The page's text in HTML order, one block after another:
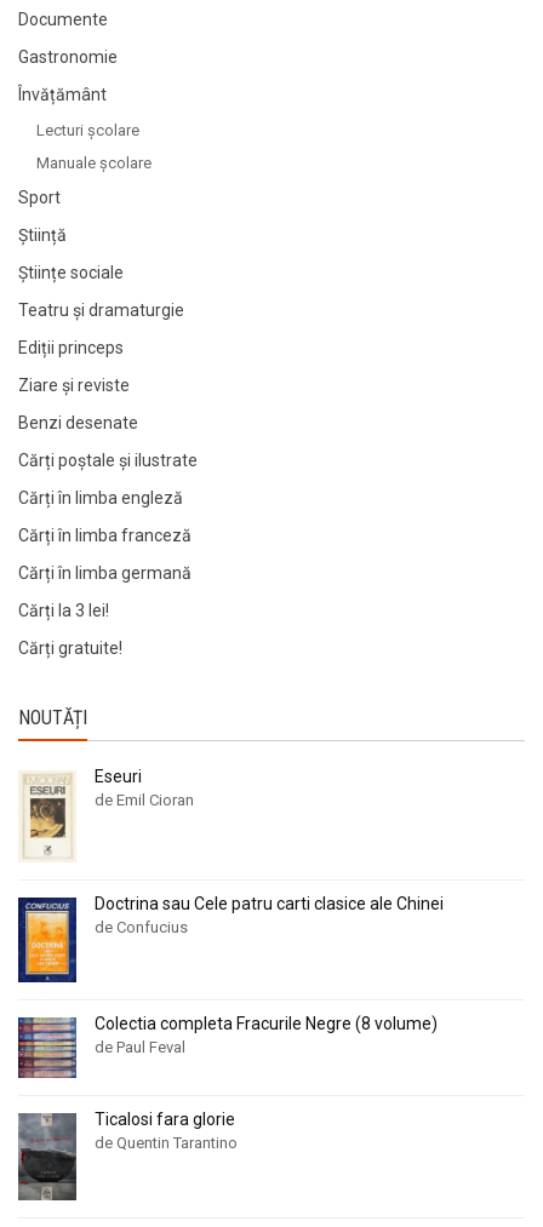
Documente
Gastronomie
Învățământ
Lecturi şcolare
Manuale şcolare
Sport
Știință
Științe sociale
Teatru și dramaturgie
Ediții princeps
Ziare şi reviste
Benzi desenate
Cărți poștale și ilustrate
Cărți în limba engleză
Cărți în limba franceză
Cărți în limba germană
Cărți la 3 lei!
Cărți gratuite!
NOUTĂȚI
Eseuri
de Emil Cioran
Doctrina sau Cele patru carti clasice ale Chinei
de Confucius
Colectia completa Fracurile Negre (8 volume)
de Paul Feval
Ticalosi fara glorie
de Quentin Tarantino